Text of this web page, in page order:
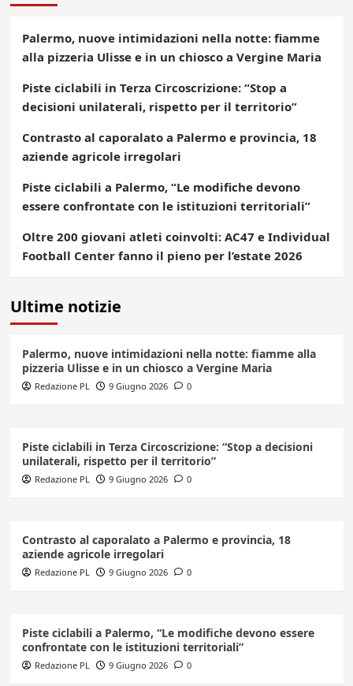
Palermo, nuove intimidazioni nella notte: fiamme
alla pizzeria Ulisse e in un chiosco a Vergine Maria
Piste ciclabili in Terza Circoscrizione: “Stop a
decisioni unilaterali, rispetto per il territorio”
Contrasto al caporalato a Palermo e provincia, 18
aziende agricole irregolari
Piste ciclabili a Palermo, “Le modifiche devono
essere confrontate con le istituzioni territoriali”
Oltre 200 giovani atleti coinvolti: AC47 e Individual
Football Center fanno il pieno per l’estate 2026
Ultime notizie
Palermo, nuove intimidazioni nella notte: fiamme alla
pizzeria Ulisse e in un chiosco a Vergine Maria
Redazione PL 9 Giugno 2026 0
Piste ciclabili in Terza Circoscrizione: “Stop a decisioni
unilaterali, rispetto per il territorio”
Redazione PL 9 Giugno 2026 0
Contrasto al caporalato a Palermo e provincia, 18
aziende agricole irregolari
Redazione PL 9 Giugno 2026 0
Piste ciclabili a Palermo, “Le modifiche devono essere
confrontate con le istituzioni territoriali”
Redazione PL 9 Giugno 2026 0